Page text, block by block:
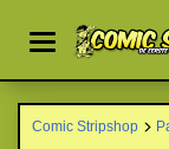
Comic Stripshop